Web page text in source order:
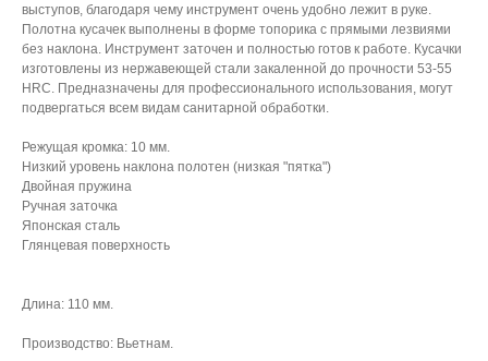
выступов, благодаря чему инструмент очень удобно лежит в руке.
Полотна кусачек выполнены в форме топорика с прямыми лезвиями
без наклона. Инструмент заточен и полностью готов к работе. Кусачки
изготовлены из нержавеющей стали закаленной до прочности 53-55
HRC. Предназначены для профессионального использования, могут
подвергаться всем видам санитарной обработки.
Режущая кромка: 10 мм.
Низкий уровень наклона полотен (низкая "пятка")
Двойная пружина
Ручная заточка
Японская сталь
Глянцевая поверхность
Длина: 110 мм.
Производство: Вьетнам.